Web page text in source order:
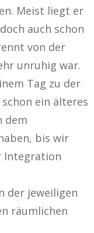
Meist liegt er
auch schon
von der
unruhig war.
Tag zu der
ein älteres
dem
bis wir
Integration
der jeweiligen
räumlichen